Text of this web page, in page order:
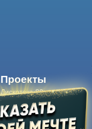
Проекты
Дискотека 80-х
Живые концерты
Журнал Авторадио
Авторадиов смартфоне